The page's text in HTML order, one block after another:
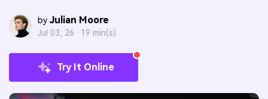
by Julian Moore
Jul 03, 26 · 19 min(s)
Try It Online